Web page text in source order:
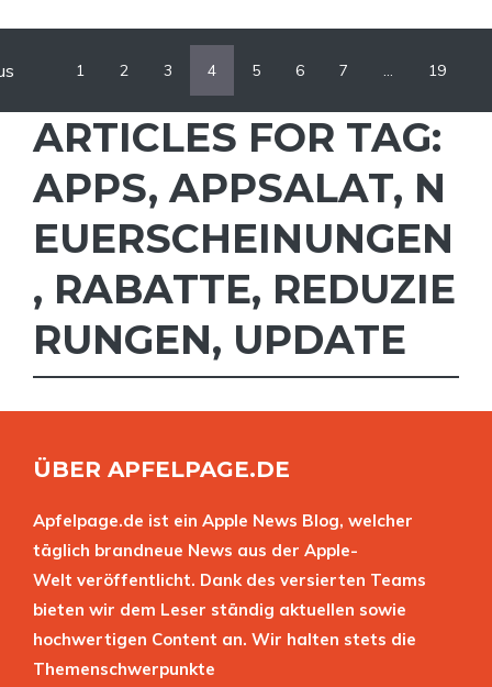
1 2 3 4 5 6 7 … 19
ARTICLES FOR TAG:
APPS,APPSALAT, N
EUERSCHEINUNGEN
, RABATTE, REDUZIE
RUNGEN, UPDATE
ÜBER APFELPAGE.DE
Apfelpage.de ist ein Apple News Blog, welcher
täglich brandneue News aus der Apple-
Welt veröffentlicht. Dank des versierten Teams
bieten wir dem Leser ständig aktuellen sowie
hochwertigen Content an. Wir halten stets die
Themenschwerpunkte